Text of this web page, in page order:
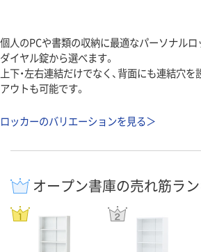
個人のPCや書類の収納に最適なパーソナルロ
ダイヤル錠から選べます。
上下・左右連結だけでなく、背面にも連結穴を
アウトも可能です。
ロッカーのバリエーションを見る＞
オープン書庫の売れ筋ラ